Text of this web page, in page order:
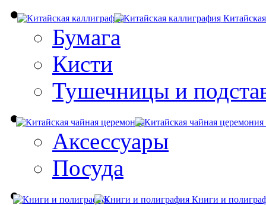
Бумага
Кисти
Тушечницы и
Аксессуары
Посуда
Книги и